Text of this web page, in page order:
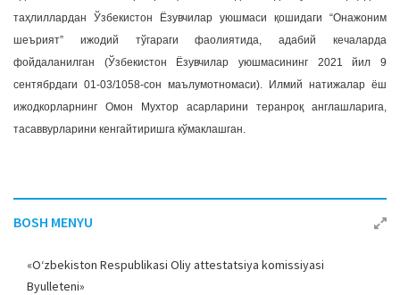
таҳлиллардан Ўзбекистон Ёзувчилар уюшмаси қошидаги “Онажоним
шеърият” ижодий тўгараги фаолиятида, адабий кечаларда
фойдаланилган (Ўзбекистон Ёзувчилар уюшмасининг 2021 йил 9
сентябрдаги 01-03/1058-сон маълумотномаси). Илмий натижалар ёш
ижодкорларнинг Омон Мухтор асарларини теранроқ англашларига,
тасаввурларини кенгайтиришга кўмаклашган.
BOSH MENYU
«O‘zbekiston Respublikasi Oliy attestatsiya komissiyasi
Byulleteni»